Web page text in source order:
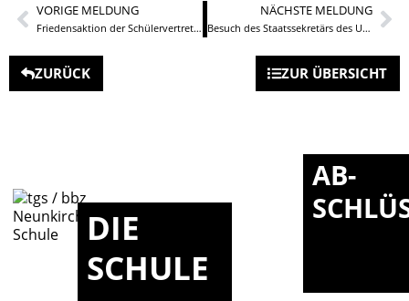
VORIGE MELDUNG
Friedensaktion der Schülervertretung am TGS BBZ NK
NÄCHSTE MELDUNG
Besuch des Staatssekretärs des Umweltministeriums
ZURÜCK ZUR ÜBERSICHT
DIE
SCHULE
AB-